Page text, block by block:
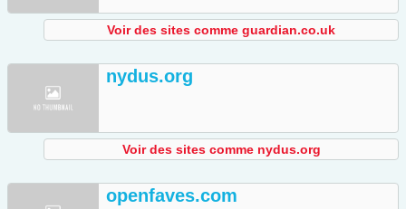
Voir des sites comme guardian.co.uk
nydus.org
Voir des sites comme nydus.org
openfaves.com